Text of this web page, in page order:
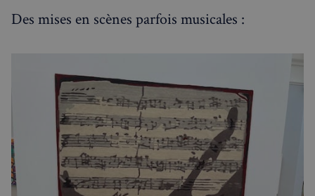
Des mises en scènes parfois musicales :